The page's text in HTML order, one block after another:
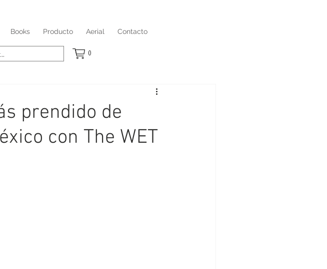
Books Producto Aerial Contacto
0
prendido de
con The WET